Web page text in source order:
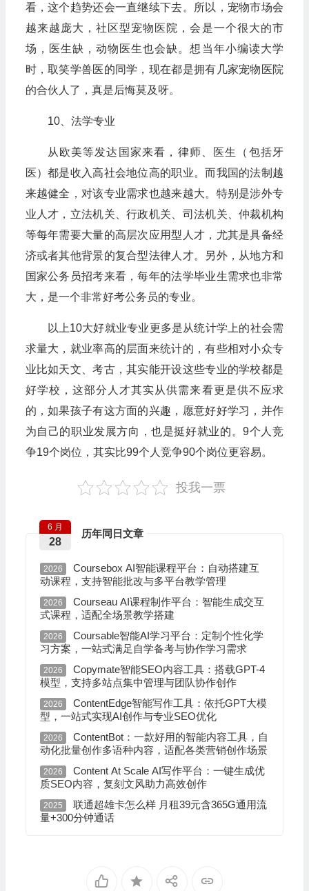
看，这个趋势还会一直继续下去。所以，宠物市场会
越来越庞大，社区型宠物医院，会是一个很大的市
场，医生缺，动物医生也会缺。想当年小编读大学
时，取笑学兽医的同学，现在都是拥有几家宠物医院
的合伙人了，真是后悔莫及呀。
10、法学专业
从欧美等发达国家来看，律师、医生（包括牙
医）都是收入高社会地位高的职业。而我国的法制越
来越健全，对该专业需求也越来越大。特别是涉外专
业人才，立法机关、行政机关、司法机关、仲裁机构
等每年需要大量的高层次应用型人才，尤其是具备经
济或者其他背景的复合型法律人才。另外，从地方和
国家公务员招考来看，每年的法学毕业生需求也非常
大，是一个非常好考公务员的专业。
以上10大好就业专业更多是从统计学上的社会需
求量大，就业率高的层面来统计的，有些相对小众专
业比如天文、考古，其实能开设这些专业的学校都是
好学校，这部分人才其实从供需来看更是供不应求
的，如果孩子有这方面的兴趣，愿意好好学习，并作
为自己的职业发展方向，也是挺好就业的。9个人竞
争19个岗位，其实比99个人竞争90个岗位更容易。
投我一票
历年同日文章
6 月
28
2026
Coursebox AI智能课程平台：自动搭建互
动课程，支持智能批改与多平台教学管理
2026
Courseau AI课程制作平台：智能生成交互
式课程，适配全场景教学搭建
2026
Coursable智能AI学习平台：定制个性化学
习方案，一站式满足自学备考与协作学习需求
2026
Copymate智能SEO内容工具：搭载GPT-4
模型，支持多站点集中管理与团队协作创作
2026
ContentEdge智能写作工具：依托GPT大模
型，一站式实现AI创作与专业SEO优化
2026
ContentBot：一款好用的智能内容工具，自
动化批量创作多语种内容，适配各类营销创作场景
2026
Content At Scale AI写作平台：一键生成优
质SEO内容，复刻文风助力高效创作
2025
联通超雄卡怎么样 月租39元含365G通用流
量+300分钟通话